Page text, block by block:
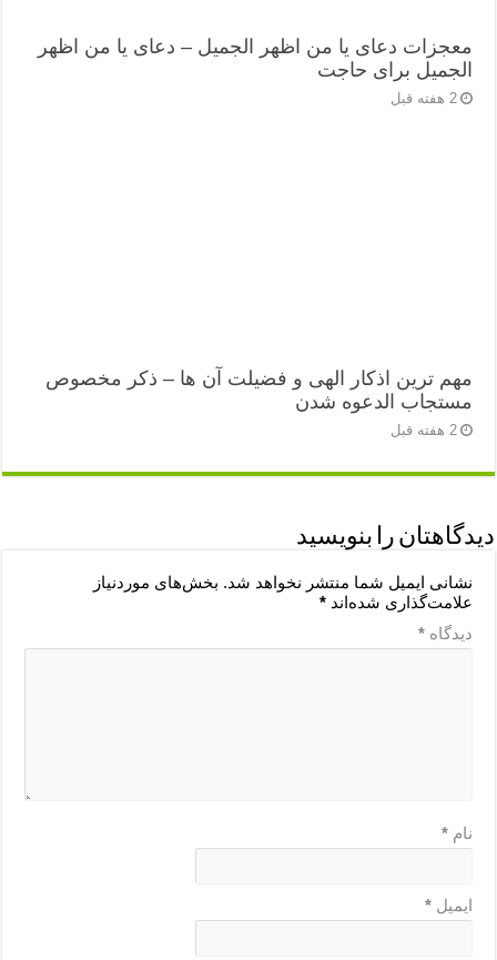
معجزات دعای یا من اظهر الجمیل – دعای یا من اظهر
الجمیل برای حاجت
2 هفته قبل
مهم ترین اذکار الهی و فضیلت آن ها – ذکر مخصوص
مستجاب الدعوه شدن
2 هفته قبل
دیدگاهتان را بنویسید
نشانی ایمیل شما منتشر نخواهد شد. بخش‌های موردنیاز
علامت‌گذاری شده‌اند*
دیدگاه*
نام*
ایمیل*